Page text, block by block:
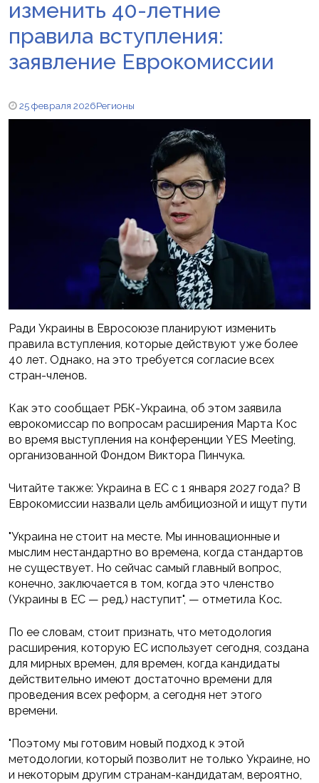
изменить 40-летние
правила вступления:
заявление Еврокомиссии
25 февраля 2026Регионы
Ради Украины в Евросоюзе планируют изменить
правила вступления, которые действуют уже более
40 лет. Однако, на это требуется согласие всех
стран-членов.
Как это сообщает РБК-Украина, об этом заявила
еврокомиссар по вопросам расширения Марта Кос
во время выступления на конференции YES Meeting,
организованной Фондом Виктора Пинчука.
Читайте также: Украина в ЕС с 1 января 2027 года? В
Еврокомиссии назвали цель амбициозной и ищут пути
"Украина не стоит на месте. Мы инновационные и
мыслим нестандартно во времена, когда стандартов
не существует. Но сейчас самый главный вопрос,
конечно, заключается в том, когда это членство
(Украины в ЕС — ред.) наступит", — отметила Кос.
По ее словам, стоит признать, что методология
расширения, которую ЕС использует сегодня, создана
для мирных времен, для времен, когда кандидаты
действительно имеют достаточно времени для
проведения всех реформ, а сегодня нет этого
времени.
"Поэтому мы готовим новый подход к этой
методологии, который позволит не только Украине, но
и некоторым другим странам-кандидатам, вероятно,